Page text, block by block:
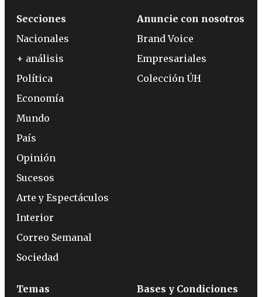
Secciones
Nacionales
+ análisis
Política
Economía
Mundo
País
Opinión
Sucesos
Arte y Espectáculos
Interior
Correo Semanal
Sociedad
Anuncie con nosotros
Brand Voice
Empresariales
Colección ÚH
Temas Bases y Condiciones